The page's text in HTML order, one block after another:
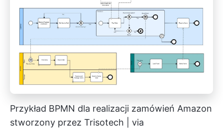
Przykład BPMN dla realizacji zamówień Amazon
stworzony przez Trisotech | via